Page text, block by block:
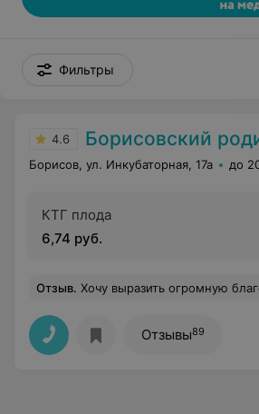
Фильтры
4.6 Борисовский
Борисов, ул. Инкубаторная, 17а до
КТГ плода
6,74 руб.
Отзыв. Хочу выразить огромную благодарность и признательность заведующей акушерским отделением Кулешовой Валентине Ивановне. Искренне благодарю Вас за ваши усилия, профессионализм, доброту сердца и
Отзывы89